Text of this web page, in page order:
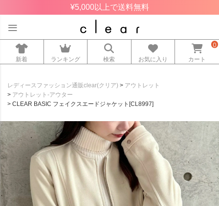
¥5,000以上で送料無料
新着 ランキング 検索 お気に入り カート
0
レディースファッション通販clear(クリア)
アウトレット
アウトレット-アウター
CLEAR BASIC フェイクスエードジャケット[CL8997]